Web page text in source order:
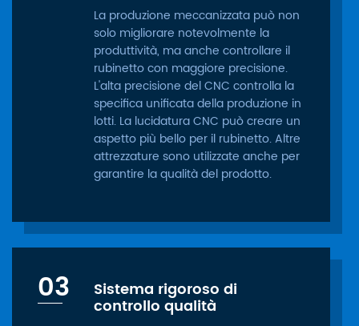
La produzione meccanizzata può non
solo migliorare notevolmente la
produttività, ma anche controllare il
rubinetto con maggiore precisione.
L'alta precisione del CNC controlla la
specifica unificata della produzione in
lotti. La lucidatura CNC può creare un
aspetto più bello per il rubinetto. Altre
attrezzature sono utilizzate anche per
garantire la qualità del prodotto.
03 Sistema rigoroso di
controllo qualità